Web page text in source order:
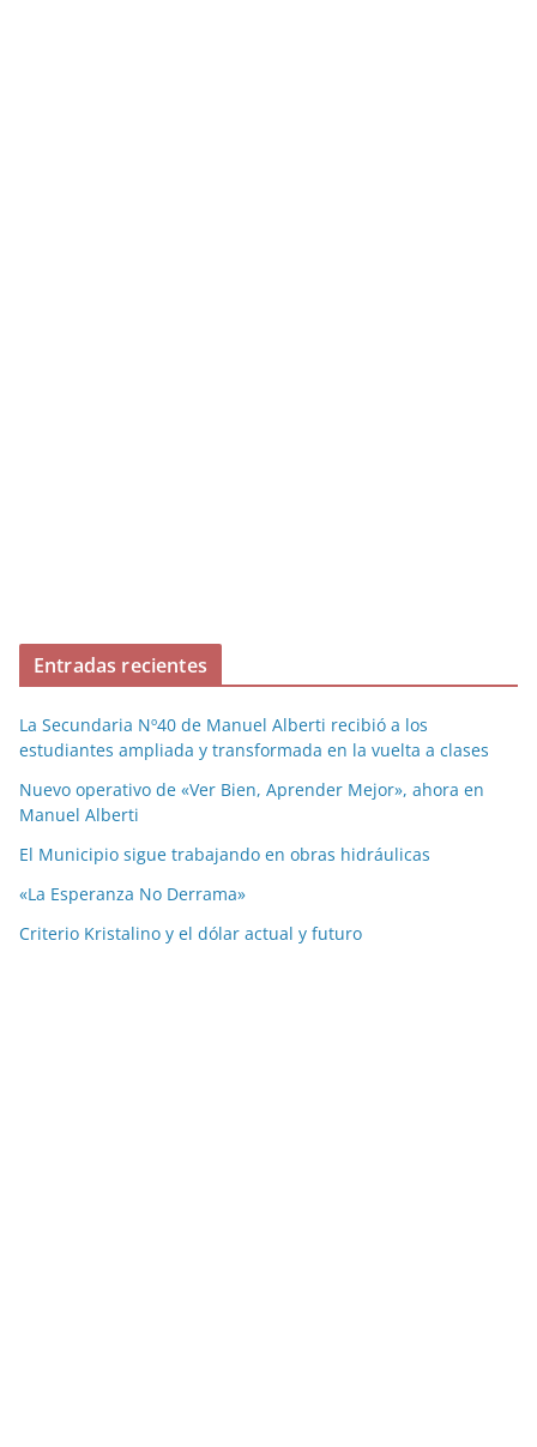
Entradas recientes
La Secundaria Nº40 de Manuel Alberti recibió a los
estudiantes ampliada y transformada en la vuelta a clases
Nuevo operativo de «Ver Bien, Aprender Mejor», ahora en
Manuel Alberti
El Municipio sigue trabajando en obras hidráulicas
«La Esperanza No Derrama»
Criterio Kristalino y el dólar actual y futuro